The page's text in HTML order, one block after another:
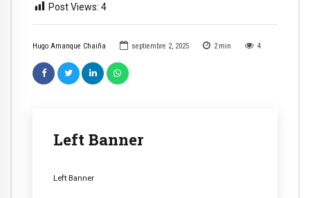
Hugo Amanque Chaiña septiembre 2, 2025 2 min 4
Left Banner
Left Banner
Post Views: 4